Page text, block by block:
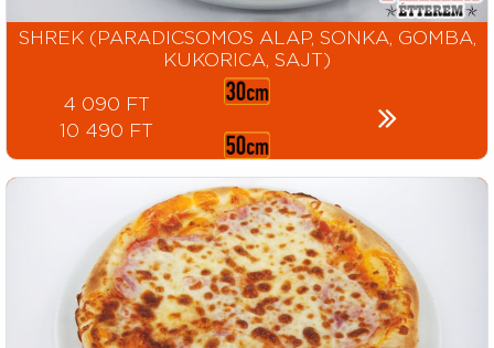
SHREK (PARADICSOMOS ALAP, SONKA, GOMBA,
KUKORICA, SAJT)
4 090 FT
10 490 FT